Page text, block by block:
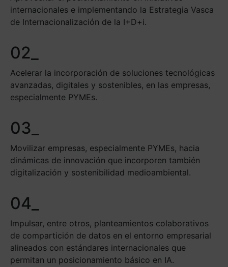
internacionales e implementando la Estrategia Vasca
de Internacionalización de la I+D+i.
02_
Acelerar la incorporación de soluciones tecnológicas
avanzadas, digitales y sostenibles, en las empresas,
especialmente PYMEs.
03_
Movilizar empresas, especialmente PYMEs, hacia
dinámicas de innovación que incorporen también
digitalización y sostenibilidad medioambiental.
04_
Impulsar, entre otros, planteamientos colaborativos
de compartición de datos en el entorno empresarial
alineados con estándares internacionales que
permitan un posicionamiento básico en IA.